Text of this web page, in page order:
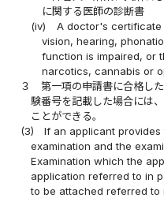
に関する医師の診断書
(iv)
A doctor's
vision, hearing,
function is impaired, or
narcotics, cannabis or
３
第一項の申請書に合格し
験番号を記載した場合には
ことができる。
(3)
If an applicant
examination and the
Examination which the
application referred to in
to be attached referred to